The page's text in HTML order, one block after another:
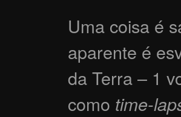
Uma coisa é
aparente é
da Terra – 1
como time-